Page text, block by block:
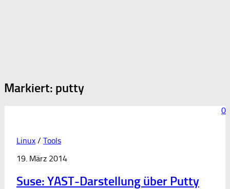
Markiert: putty
0
Linux / Tools
19. März 2014
Suse: YAST-Darstellung über Putty